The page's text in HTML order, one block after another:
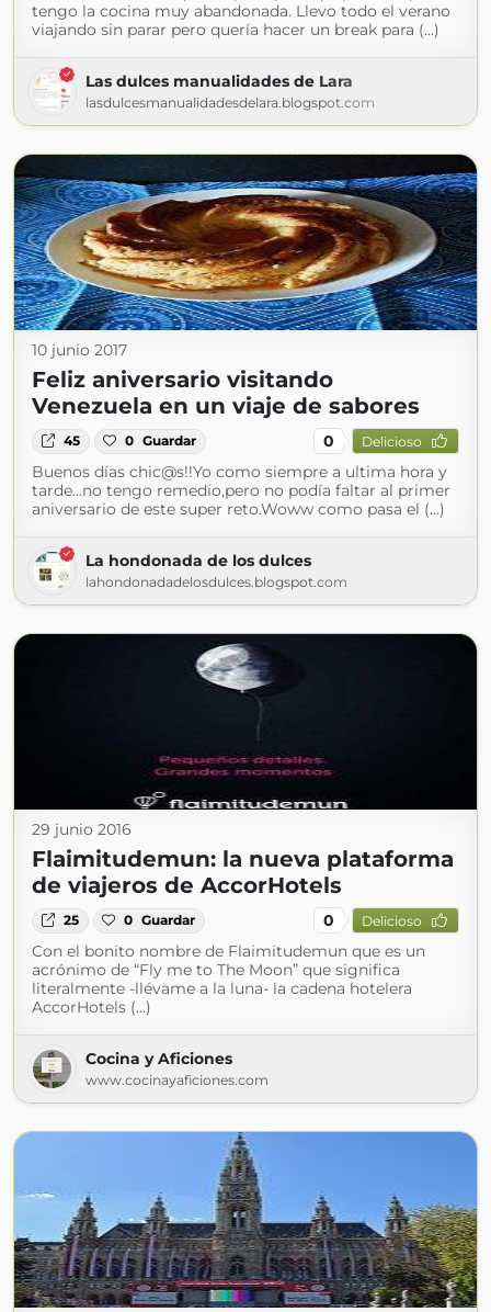
tengo la cocina muy abandonada. Llevo todo el verano
viajando sin parar pero quería hacer un break para (...)
Las dulces manualidades de Lara
lasdulcesmanualidadesdelara.blogspot.com
10 junio 2017
Feliz aniversario visitando
Venezuela en un viaje de sabores
45 0 Guardar 0 Delicioso
Buenos días chic@s!!Yo como siempre a ultima hora y
tarde...no tengo remedio,pero no podía faltar al primer
aniversario de este super reto.Woww como pasa el (...)
La hondonada de los dulces
lahondonadadelosdulces.blogspot.com
29 junio 2016
Flaimitudemun: la nueva plataforma
de viajeros de AccorHotels
25 0 Guardar 0 Delicioso
Con el bonito nombre de Flaimitudemun que es un
acrónimo de “Fly me to The Moon” que significa
literalmente -llévame a la luna- la cadena hotelera
AccorHotels (...)
Cocina y Aficiones
www.cocinayaficiones.com